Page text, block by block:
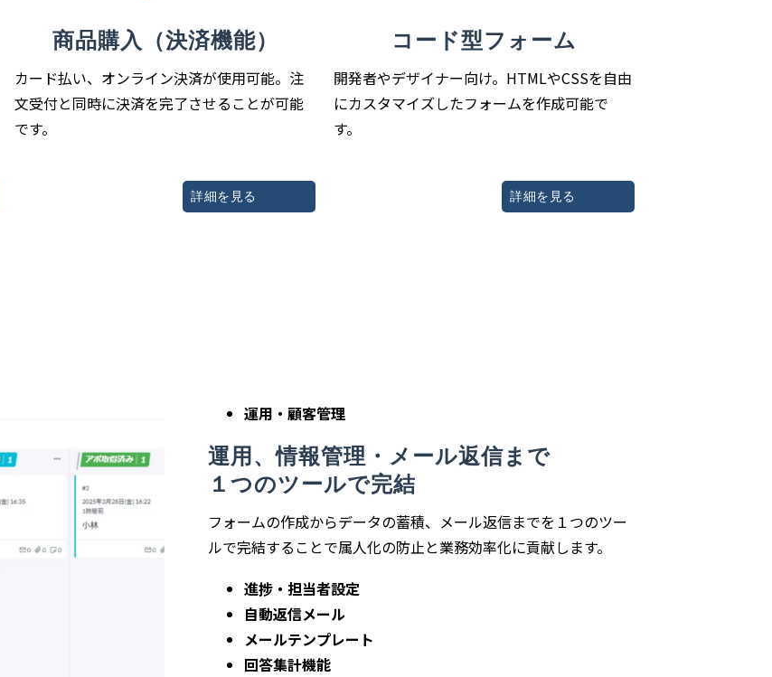
商品購入（決済機能）
カード払い、オンライン決済が使用可能。注
文受付と同時に決済を完了させることが可能
です。
詳細を見る
コード型フォーム
開発者やデザイナー向け。HTMLやCSSを自由
にカスタマイズしたフォームを作成可能で
す。
詳細を見る
運用・顧客管理
運用、情報管理・メール返信まで
１つのツールで完結
フォームの作成からデータの蓄積、メール返信までを１つのツー
ルで完結することで属人化の防止と業務効率化に貢献します。
進捗・担当者設定
自動返信メール
メールテンプレート
回答集計機能